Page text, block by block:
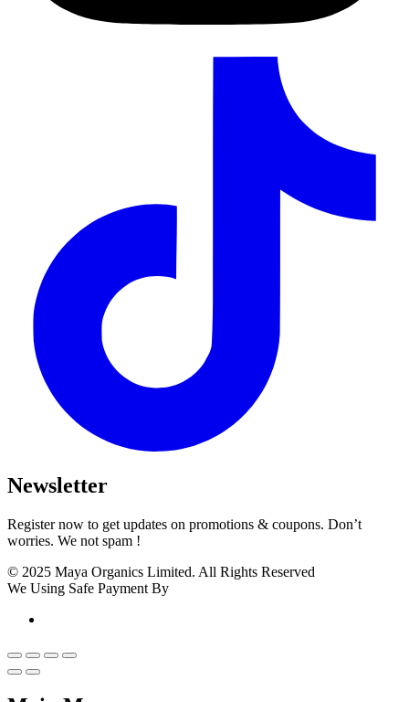
Newsletter
Register now to get updates on promotions & coupons. Don’t
worries. We not spam !
© 2025 Maya Organics Limited. All Rights Reserved
We Using Safe Payment By